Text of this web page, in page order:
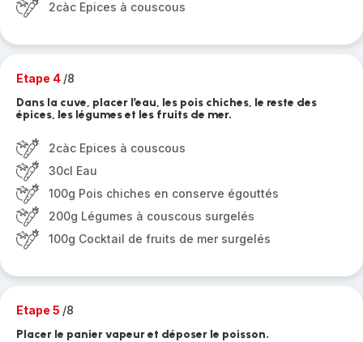
2càc Epices à couscous
Etape 4 /8
Dans la cuve, placer l’eau, les pois chiches, le reste des
épices, les légumes et les fruits de mer.
2càc Epices à couscous
30cl Eau
100g Pois chiches en conserve égouttés
200g Légumes à couscous surgelés
100g Cocktail de fruits de mer surgelés
Etape 5 /8
Placer le panier vapeur et déposer le poisson.